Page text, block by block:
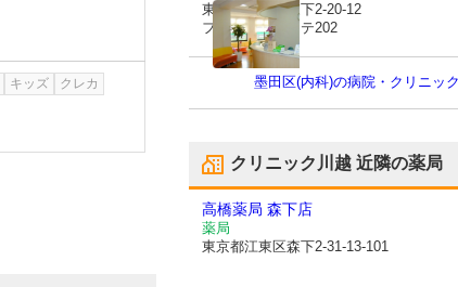
キッズ
クレカ
東京都江東区森下2-20-12
フォーレドサンテ202
墨田区(内科)の病院・クリニッ
クリニック川越 近隣の薬局
高橋薬局 森下店
薬局
東京都江東区森下2-31-13-101